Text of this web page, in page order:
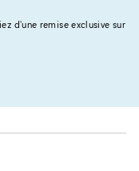
d'une remise exclusive sur